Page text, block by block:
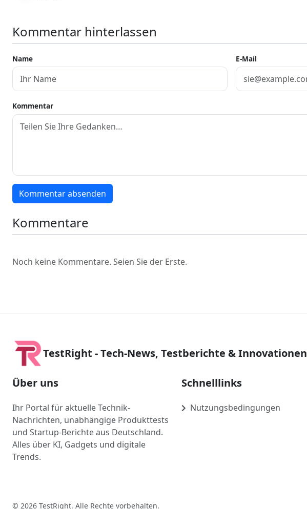
Kommentar hinterlassen
Name E-Mail
Kommentar
Kommentar absenden
Kommentare
Noch keine Kommentare. Seien Sie der Erste.
TestRight - Tech-News, Testberichte & Innovationen
Über uns
Ihr Portal für aktuelle Technik-
Nachrichten, unabhängige Produkttests
und Startup-Berichte aus Deutschland.
Alles über KI, Gadgets und digitale
Trends.
Schnelllinks
Nutzungsbedingungen
© 2026 TestRight. Alle Rechte vorbehalten.